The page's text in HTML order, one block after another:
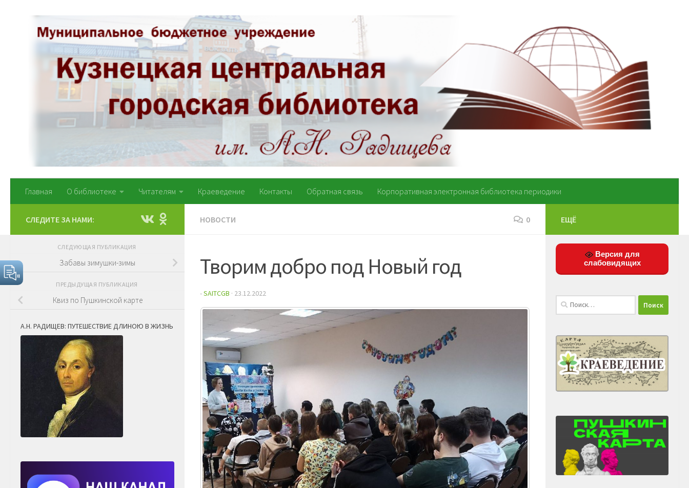
Перейти к содержимому
Главная О библиотеке Читателям Краеведение Контакты Обратная связь Корпоративная электронная библиотека периодики
НОВОСТИ 0
Творим добро под Новый год
-SAITCGB · 23.12.2022
СЛЕДИТЕ ЗА НАМИ:
СЛЕДУЮЩАЯ ПУБЛИКАЦИЯ
Забавы зимушки-зимы
ПРЕДЫДУЩАЯ ПУБЛИКАЦИЯ
Квиз по Пушкинской карте
А.Н. РАДИЩЕВ: ПУТЕШЕСТВИЕ ДЛИНОЮ В ЖИЗНЬ
ЕЩЁ
Версия для
слабовидящих
Найти: